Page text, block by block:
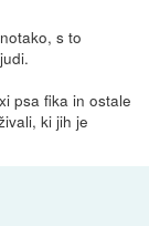
s to
psa fika in ostale
ki jih je